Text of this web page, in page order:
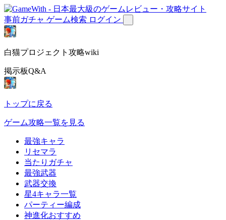
事前ガチャ ゲーム検索 ログイン
白猫プロジェクト攻略wiki
掲示板Q&A
トップに戻る
ゲーム攻略一覧を見る
最強キャラ
リセマラ
当たりガチャ
最強武器
武器交換
星4キャラ一覧
パーティー編成
神進化おすすめ